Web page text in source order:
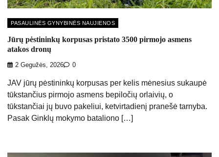
PASAULINĖS GYNYBINĖS NAUJIENOS
Jūrų pėstininkų korpusas pristato 3500 pirmojo asmens
atakos dronų
2 Gegužės, 2026 0
JAV jūrų pėstininkų korpusas per kelis mėnesius sukaupė
tūkstančius pirmojo asmens bepiločių orlaivių, o
tūkstančiai jų buvo pakeliui, ketvirtadienį pranešė tarnyba.
Pasak Ginklų mokymo bataliono […]